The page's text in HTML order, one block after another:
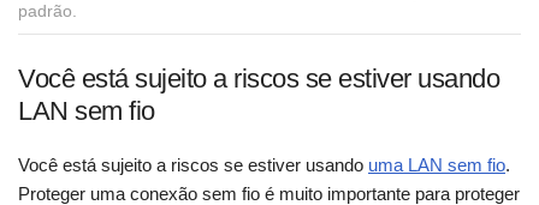
padrão.
Você está sujeito a riscos se estiver usando
LAN sem fio
Você está sujeito a riscos se estiver usando uma LAN sem fio.
Proteger uma conexão sem fio é muito importante para proteger